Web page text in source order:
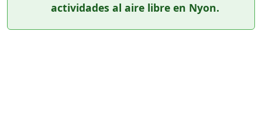
actividades al aire libre en Nyon.